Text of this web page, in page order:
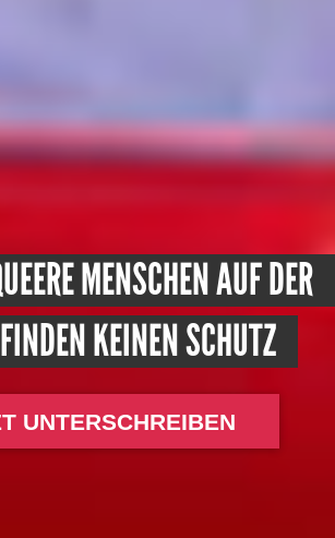
MENSCHEN AUF DER
KEINEN SCHUTZ
UNTERSCHREIBEN